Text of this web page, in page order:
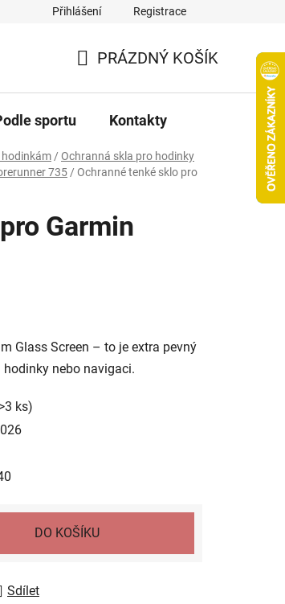
Přihlášení Registrace
KOŠÍK
PRÁZDNÝ KOŠÍK
sportu Kontakty
hodinkám / Ochranná skla pro hodinky
735 / Ochranné tenké sklo pro
Garmin
Glass Screen – to je extra pevný
nebo navigaci.
>3 ks)
DO KOŠÍKU
Sdílet